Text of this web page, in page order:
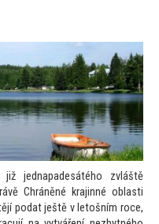
jednapadesátého zvláště
Chráněné krajinné oblasti
podat ještě v letošním roce,